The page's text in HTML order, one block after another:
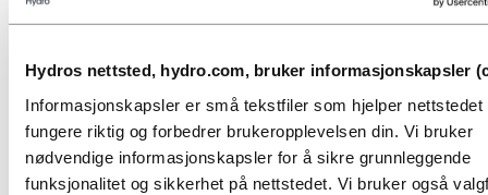
Hydros nettsted, hydro.com, bruker informasjonskapsler
Informasjonskapsler er små tekstfiler som hjelper nettstedet
fungere riktig og forbedrer brukeropplevelsen din. Vi bruker
nødvendige informasjonskapsler for å sikre grunnleggende
funksjonalitet og sikkerhet på nettstedet. Vi bruker også